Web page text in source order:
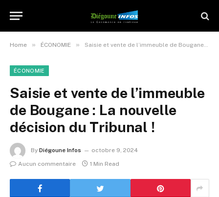
Home » ÉCONOMIE » Saisie et vente de l’immeuble de Bougane : La nouvelle décision du Tribunal !
ÉCONOMIE
Saisie et vente de l’immeuble
de Bougane : La nouvelle
décision du Tribunal !
By Diégoune Infos
octobre 9, 2024
Aucun commentaire
1 Min Read